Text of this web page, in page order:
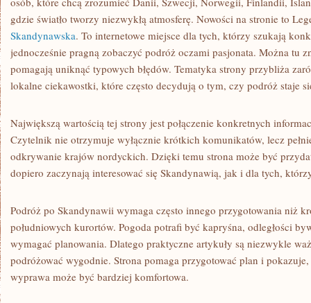
gdzie światło tworzy niezwykłą atmosferę. Nowości na stronie to
Skandynawska. To internetowe miejsce dla tych, którzy szukają
jednocześnie pragną zobaczyć podróż oczami pasjonata. Można tu
pomagają uniknąć typowych błędów. Tematyka strony przybliża
lokalne ciekawostki, które często decydują o tym, czy podróż staje
Największą wartością tej strony jest połączenie konkretnych
Czytelnik nie otrzymuje wyłącznie krótkich komunikatów, lecz
odkrywanie krajów nordyckich. Dzięki temu strona może być
dopiero zaczynają interesować się Skandynawią, jak i dla tych,
Podróż po Skandynawii wymaga często innego przygotowania niż
południowych kurortów. Pogoda potrafi być kapryśna, odległości
wymagać planowania. Dlatego praktyczne artykuły są niezwykle
podróżować wygodnie. Strona pomaga przygotować plan i
wyprawa może być bardziej komfortowa.